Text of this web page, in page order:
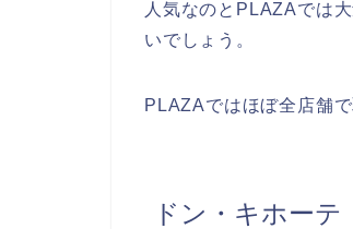
人気なのとPLAZAでは
いでしょう。
PLAZAではほぼ全店舗
ドン・キホーテ